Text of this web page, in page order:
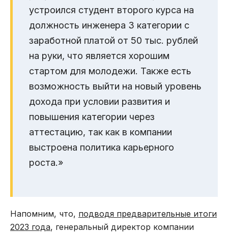
устроился студент второго курса на
должность инженера 3 категории с
заработной платой от 50 тыс. рублей
на руки, что является хорошим
стартом для молодежи. Также есть
возможность выйти на новый уровень
дохода при условии развития и
повышения категории через
аттестацию, так как в компании
выстроена политика карьерного
роста.»
Напомним, что, подводя предварительные итоги
2023 года, генеральный директор компании